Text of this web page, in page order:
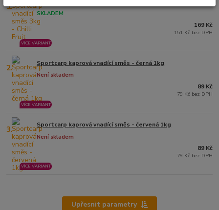
1.
SKLADEM
VÍCE VARIANT
169 Kč
151 Kč bez DPH
2. Sportcarp kaprová vnadící směs - černá 1kg
Není skladem
VÍCE VARIANT
89 Kč
79 Kč bez DPH
3. Sportcarp kaprová vnadící směs - červená 1kg
Není skladem
VÍCE VARIANT
89 Kč
79 Kč bez DPH
Upřesnit parametry